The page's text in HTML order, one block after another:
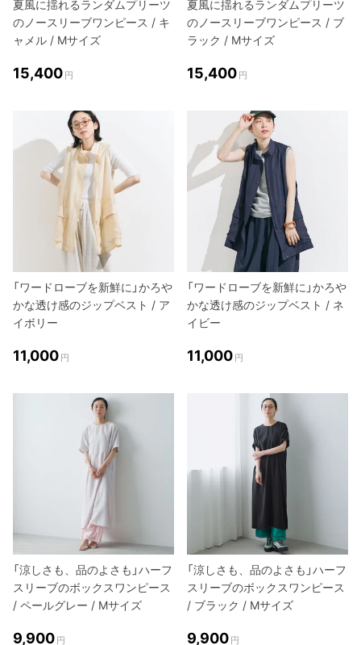
夏風に揺れるランダムプリーツ
のノースリーブワンピース / キ
ャメル / Mサイズ
15,400 円
夏風に揺れるランダムプリーツ
のノースリーブワンピース / ブ
ラック / Mサイズ
15,400 円
「ワードローブを新鮮に」かろや
かな透け感のジップベスト / ア
イボリー
11,000 円
「ワードローブを新鮮に」かろや
かな透け感のジップベスト / ネ
イビー
11,000 円
「涼しさも、品のよさも」ハーフ
スリーブのボックスワンピース
/ ペールグレー / Mサイズ
9,900 円
「涼しさも、品のよさも」ハーフ
スリーブのボックスワンピース
/ ブラック / Mサイズ
9,900 円